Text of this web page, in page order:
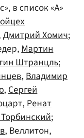
в список «А»
Дмитрий Хомич;
Мартин
Штранцль;
,Владимир
,Сергей
Ренат
;
, Веллитон,